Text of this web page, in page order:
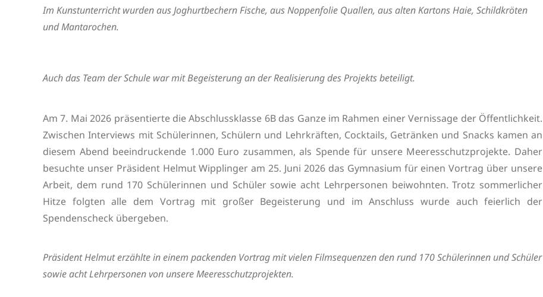
Im Kunstunterricht wurden aus Joghurtbechern Fische, aus Noppenfolie Quallen, aus alten Kartons Haie, Schildkröten
und Mantarochen.
Auch das Team der Schule war mit Begeisterung an der Realisierung des Projekts beteiligt.
Am 7. Mai 2026 präsentierte die Abschlussklasse 6B das Ganze im Rahmen einer Vernissage der Öffentlichkeit.
Zwischen Interviews mit Schülerinnen, Schülern und Lehrkräften, Cocktails, Getränken und Snacks kamen an
diesem Abend beeindruckende 1.000 Euro zusammen, als Spende für unsere Meeresschutzprojekte. Daher
besuchte unser Präsident Helmut Wipplinger am 25. Juni 2026 das Gymnasium für einen Vortrag über unsere
Arbeit, dem rund 170 Schülerinnen und Schüler sowie acht Lehrpersonen beiwohnten. Trotz sommerlicher
Hitze folgten alle dem Vortrag mit großer Begeisterung und im Anschluss wurde auch feierlich der
Spendenscheck übergeben.
Präsident Helmut erzählte in einem packenden Vortrag mit vielen Filmsequenzen den rund 170 Schülerinnen und Schüler
sowie acht Lehrpersonen von unsere Meeresschutzprojekten.